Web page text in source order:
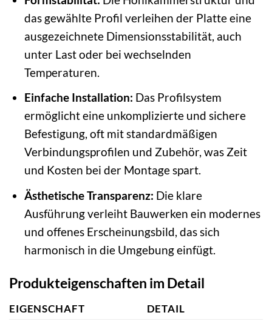
das gewählte Profil verleihen der Platte eine
ausgezeichnete Dimensionsstabilität, auch
unter Last oder bei wechselnden
Temperaturen.
Einfache Installation: Das Profilsystem
ermöglicht eine unkomplizierte und sichere
Befestigung, oft mit standardmäßigen
Verbindungsprofilen und Zubehör, was Zeit
und Kosten bei der Montage spart.
Ästhetische Transparenz: Die klare
Ausführung verleiht Bauwerken ein modernes
und offenes Erscheinungsbild, das sich
harmonisch in die Umgebung einfügt.
Produkteigenschaften im Detail
EIGENSCHAFT DETAIL